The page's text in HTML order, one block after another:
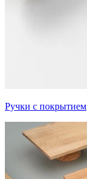
Ручки с покрытием